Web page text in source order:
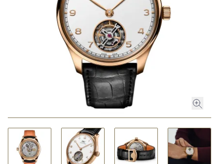
ROLEX CERTIFIED PRE-OWNED
HOCHZEIT
ACCESSOIRES